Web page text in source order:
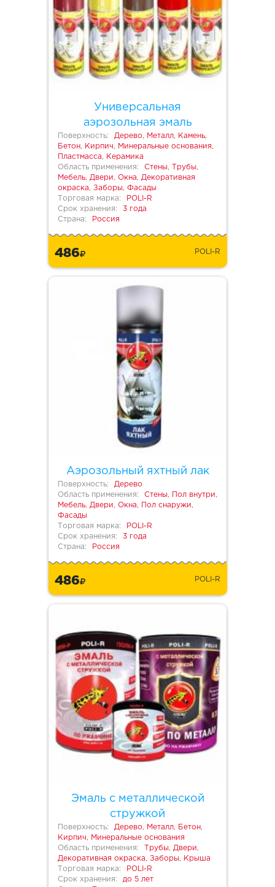
Универсальная
аэрозольная эмаль
Поверхность:
Дерево, Металл, Камень,
Бетон, Кирпич, Минеральные основания,
Пластмасса, Керамика
Область применения:
Стены, Трубы,
Мебель, Двери, Окна, Декоративная
окраска, Заборы, Фасады
Торговая марка:
POLI-R
Срок хранения:
3 года
Страна:
Россия
486 POLI-R
Аэрозольный яхтный лак
Поверхность:
Дерево
Область применения:
Стены, Пол внутри,
Мебель, Двери, Окна, Пол снаружи,
Фасады
Торговая марка:
POLI-R
Срок хранения:
3 года
Страна:
Россия
486 POLI-R
Эмаль с металлической
стружкой
Поверхность:
Дерево, Металл, Бетон,
Кирпич, Минеральные основания
Область применения:
Трубы, Двери,
Декоративная окраска, Заборы, Крыша
Торговая марка:
POLI-R
Срок хранения:
до 5 лет